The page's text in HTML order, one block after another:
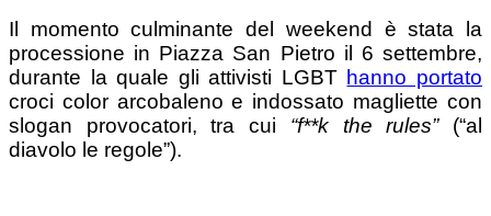
Il momento culminante del weekend è stata la
processione in Piazza San Pietro il 6 settembre,
durante la quale gli attivisti LGBT hanno portato
croci color arcobaleno e indossato magliette con
slogan provocatori, tra cui “f**k the rules”(“al
diavolo le regole”).